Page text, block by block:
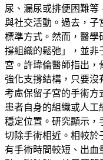
尿、漏尿或排便困難
與社交活動。過去，子
標準方式。然而，醫學
撐組織的鬆弛」，並非
宮。許瑋倫醫師指出
強化支撐結構，只要沒
考慮保留子宮的手術方
患者自身的組織或人
穩定位置。研究顯示，
切除手術相近。相較於
有手術時間較短、出